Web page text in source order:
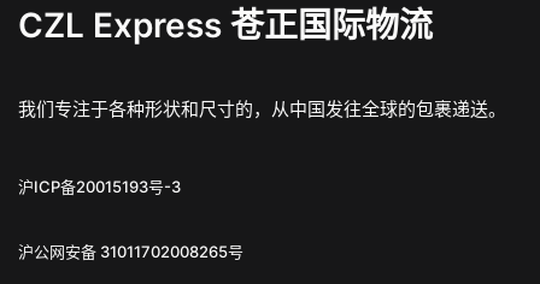
CZL Express 苍正国际物流
我们专注于各种形状和尺寸的，从中国发往全球的包裹递送。
沪ICP备20015193号-3
沪公网安备 31011702008265号